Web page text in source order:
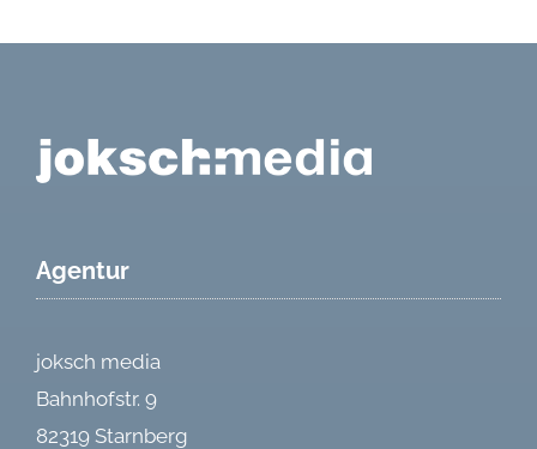
Agentur
joksch media
Bahnhofstr. 9
82319 Starnberg